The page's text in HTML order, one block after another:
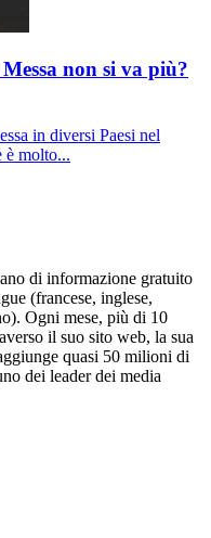
non si va più?
in diversi Paesi nel
è molto...
di informazione gratuito
(francese, inglese,
Ogni mese, più di 10
il suo sito web, la sua
quasi 50 milioni di
dei leader dei media